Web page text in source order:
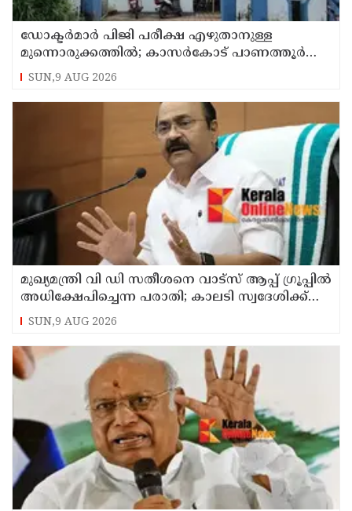
ഡോക്ടര്‍മാര്‍ പിജി പരീക്ഷ എഴുതാനുള്ള
മുന്നൊരുക്കത്തില്‍; കാസര്‍കോട് പാണത്തൂര്‍
കുടുംബാരോഗ്യ കേന്ദ്രം അടച്ചുപൂട്ടി
SUN,9 AUG 2026
മുഖ്യമന്ത്രി വി ഡി സതീശനെ വാട്‌സ് ആപ്പ് ഗ്രൂപ്പില്‍
അധിക്ഷേപിച്ചെന്ന പരാതി; കാലടി സ്വദേശിക്ക്
എതിരെ കേസ്
SUN,9 AUG 2026